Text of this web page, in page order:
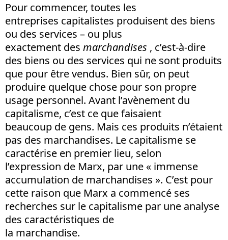
Pour commencer, toutes les
entreprises capitalistes produisent des biens
ou des services – ou plus
exactement des marchandises , c’est-à-dire
des biens ou des services qui ne sont produits
que pour être vendus. Bien sûr, on peut
produire quelque chose pour son propre
usage personnel. Avant l’avènement du
capitalisme, c’est ce que faisaient
beaucoup de gens. Mais ces produits n’étaient
pas des marchandises. Le capitalisme se
caractérise en premier lieu, selon
l’expression de Marx, par une « immense
accumulation de marchandises ». C’est pour
cette raison que Marx a commencé ses
recherches sur le capitalisme par une analyse
des caractéristiques de
la marchandise.